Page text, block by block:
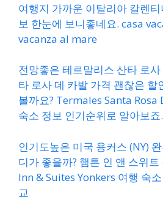
여행지 가까운 이탈리아 칼렌
보 한눈에 보니좋네요. casa
vacanza al mare
전망좋은 테르말리스 산타 로
타 로사 데 카발 가격 괜찮은 할
볼까요? Termales Santa Rosa
숙소 정보 인기순위로 알아보죠.
인기도높은 미국 용커스 (NY)
디가 좋을까? 햄튼 인 앤 스위
Inn & Suites Yonkers 여행 숙
교